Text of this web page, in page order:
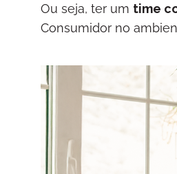
Ou seja, ter um time
Consumidor no